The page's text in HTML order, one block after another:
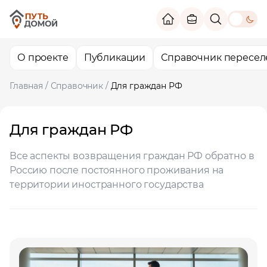
theme
О проекте Публикации Справочник
Главная / Справочник / Для граждан РФ
Для граждан РФ
Все аспекты возвращения граждан РФ обратно в
Россию после постоянного проживания на
территории иностранного государства